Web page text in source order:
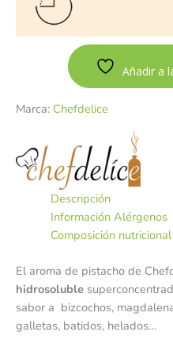
Añadir a
Marca: Chefdelice
Descripción
Información Alérgenos
Composición nutricional
El aroma de pistacho de
hidrosoluble
sabor a bizcochos,
galletas, batidos, helados…